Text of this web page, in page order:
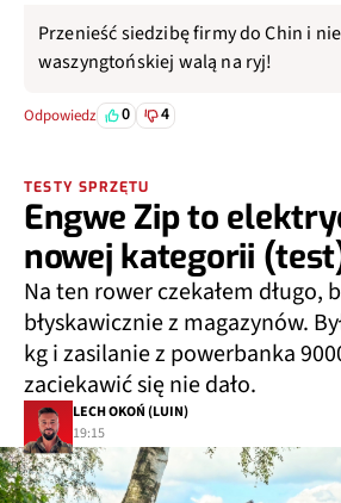
Przenieść siedzibę firmy do Chin i
waszyngtońskiej walą na ryj!
Odpowiedz 0 4
TESTY SPRZĘTU
Engwe Zip to
nowej kategorii
Na ten rower czekałem długo,
błyskawicznie z magazynów.
kg i zasilanie z powerbanka
zaciekawić się nie dało.
LECH OKOŃ (LUIN)
19:15